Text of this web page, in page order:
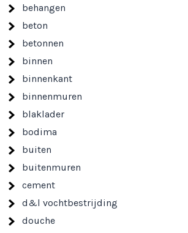
behangen
beton
betonnen
binnen
binnenkant
binnenmuren
blaklader
bodima
buiten
buitenmuren
cement
d&l vochtbestrijding
douche